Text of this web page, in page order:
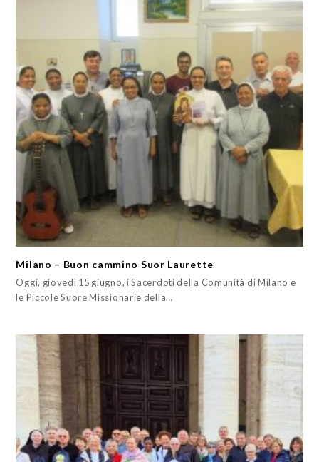
Milano – Buon cammino Suor Laurette
Oggi, giovedì 15 giugno, i Sacerdoti della Comunità di Milano e
le Piccole Suore Missionarie della…